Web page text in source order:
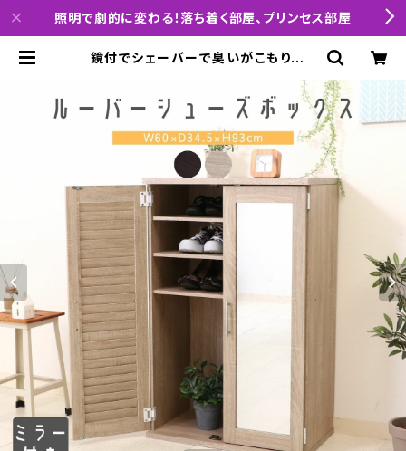
照明で劇的に変わる！落ち着く部屋、プリンセス部屋
鏡付でシェーバーで臭いがこもりにく
ューズボックス | interiorCode「小
説の主人公になれる部屋を提案」「レ
イアウトと照明を制する者は1人暮ら
しを制す」